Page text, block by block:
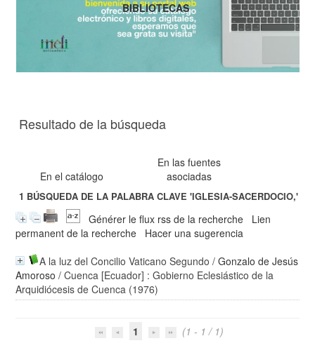
Resultado de la búsqueda
En el catálogo
En las fuentes
asociadas
1 BÚSQUEDA DE LA PALABRA CLAVE'IGLESIA-SACERDOCIO,'
Générer le flux rss de la recherche
Lien
permanent de la recherche
Hacer una sugerencia
A la luz del Concilio Vaticano Segundo /Gonzalo de Jesús
Amoroso / Cuenca [Ecuador] : Gobierno Eclesiástico de la
Arquidiócesis de Cuenca (1976)
1 (1 - 1 / 1)
BIBLIOTECAS